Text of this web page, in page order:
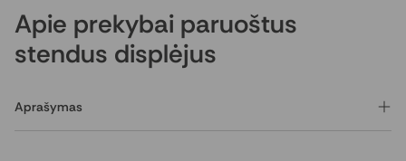
Apie prekybai paruoštus
stendus displėjus
Aprašymas